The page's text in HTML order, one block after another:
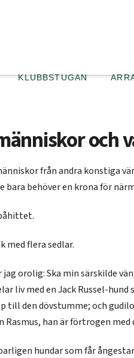
KLUBBSTUGAN
och
från andra konstiga
bara behöver en krona för
med flera sedlar.
orolig: Ska min särskilde
liv med en Jack Russel-
den dövstumme; och
han är förtrogen
hundar som får